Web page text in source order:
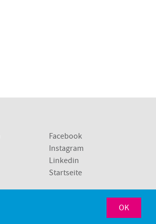
Facebook
Instagram
Linkedin
Startseite
OK